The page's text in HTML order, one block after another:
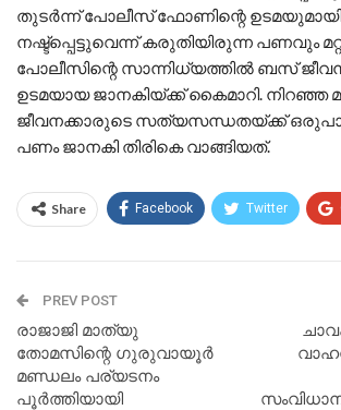
തുടർന്ന് പോലീസ് ഫോണിന്റെ ഉടമയുമായി
നഷ്ട്‌പ്പെട്ടുവെന്ന് കരുതിയിരുന്ന പണവും
പോലീസിന്റെ സാന്നിധ്യത്തിൽ ബസ്
ഉടമയായ ജാനകിയ്ക്ക് കൈമാറി. നിറഞ്ഞ
ജീവനക്കാരുടെ സത്യസന്ധതയ്ക്ക് ഒരുപാട്
പണം ജാനകി തിരികെ വാങ്ങിയത്.
Share Facebook Twitter
PREV POST
രാജാജി മാത്യു
തോമസിന്റെ ഗുരുവായൂർ
മണ്ഡലം പര്യടനം
പൂർത്തിയായി